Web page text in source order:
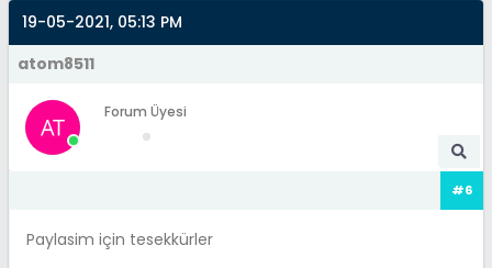
19-05-2021, 05:13 PM
atom8511
Forum Üyesi
#6
Paylasim için tesekkürler